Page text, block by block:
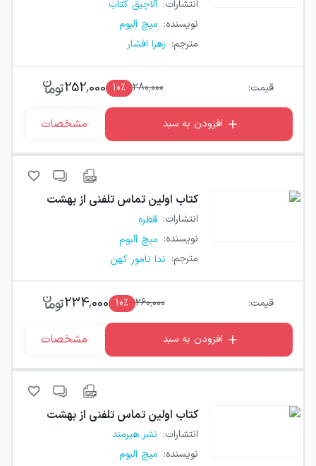
انتشارات: آلاچیق کتاب
نویسنده: میچ آلبوم
مترجم: زهرا افشار
قیمت: 280,000
10٪ 252,000
افزودن به سبد مشخصات
کتاب اولین تماس تلفنی از بهشت
انتشارات: قطره
نویسنده: میچ آلبوم
مترجم: ندا نامور کهن
قیمت: 260,000
10٪ 234,000
افزودن به سبد مشخصات
کتاب اولین تماس تلفنی از بهشت
انتشارات: نشر هیرمند
نویسنده: میچ آلبوم